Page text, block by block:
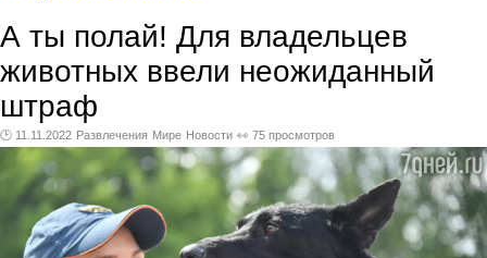
А ты полай! Для владельцев
животных ввели неожиданный
штраф
🕑 11.11.2022 Развлечения Мире Новости 👀 75 просмотров